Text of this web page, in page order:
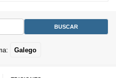
Galego